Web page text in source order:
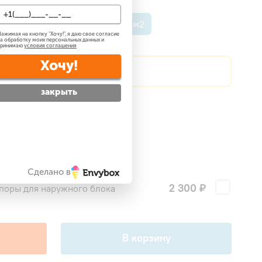
35 м2 До 50 м2 До 70 м2
Сделаем скидку!
для наружного блока 2 300 ₽
В корзину
на кнопку "Хочу!", я даю свое согласие
обработку моих персональных данных и
условия соглашения
Хочу!
закрыть
Сделано в